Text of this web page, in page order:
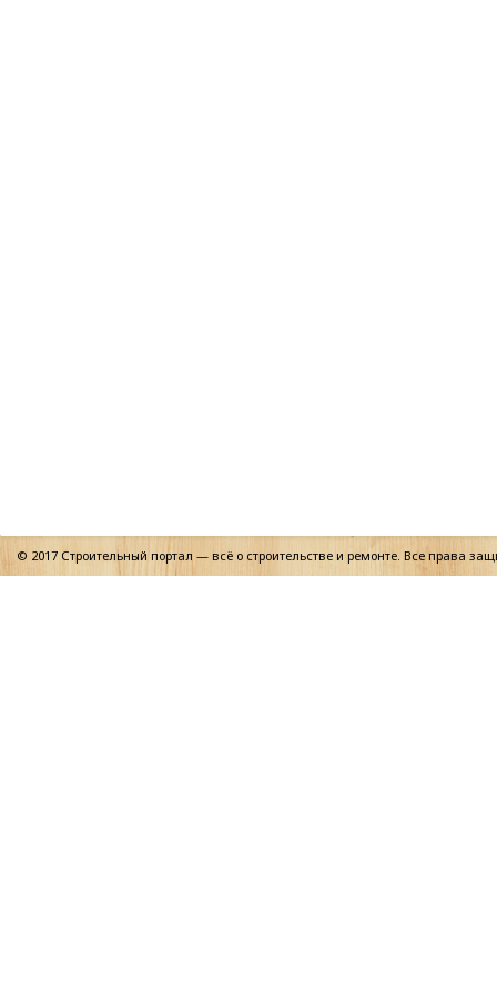
© 2017 Строительный портал — всё о строительстве и ремонте. Все права